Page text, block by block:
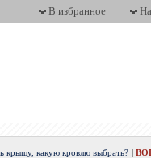
В избранное
крышу, какую кровлю выбрать? |